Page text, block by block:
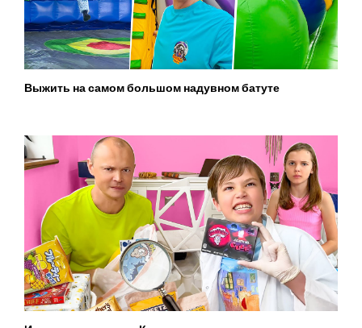
Выжить на самом большом надувном батуте